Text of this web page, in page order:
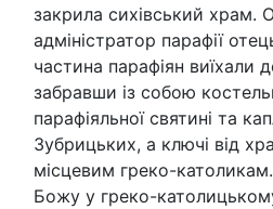
закрила сихівський храм.
адміністратор парафії
частина парафіян виїхали
забравши із собою
парафіяльної святині та
Зубрицьких, а ключі від
місцевим греко-
Божу у греко-